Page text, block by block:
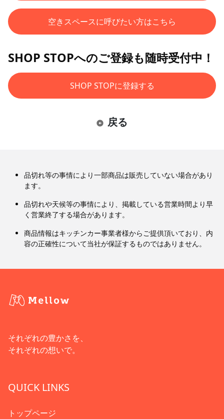
空きスペースに呼びたい方はこちら
SHOP STOPへのご登録も随時受付中！
SHOP STOPに登録する
戻る
品切れ等の事情により一部商品は販売していない場合があり
ます。
品切れや天候等の事情により、掲載している営業時間より早
く営業終了する場合があります。
商品情報はキッチンカー事業者様からご提供頂いており、内
容の正確性について当社が保証するものではありません。
それぞれの豊かさを、
それぞれの想いで。
QUICK LINKS
トップページ